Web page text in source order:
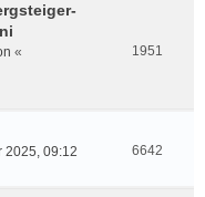
«
1951
2025, 09:12
6642